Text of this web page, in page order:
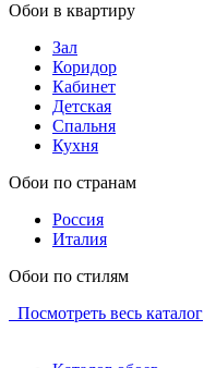
Обои в квартиру
Зал
Коридор
Кабинет
Детская
Спальня
Кухня
Обои по странам
Россия
Италия
Обои по стилям
Посмотреть весь каталог